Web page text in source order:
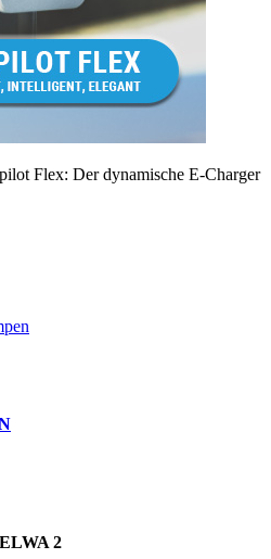
Flex: Der dynamische E-Charger
2